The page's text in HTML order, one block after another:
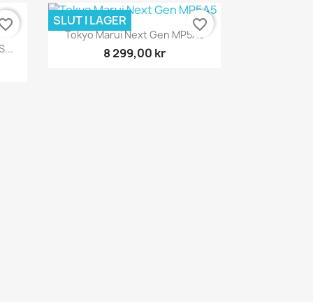
Snabbvy
Tokyo Marui Next Gen MP5A5
8 299,00 kr
SLUT I LAGER favorite_border